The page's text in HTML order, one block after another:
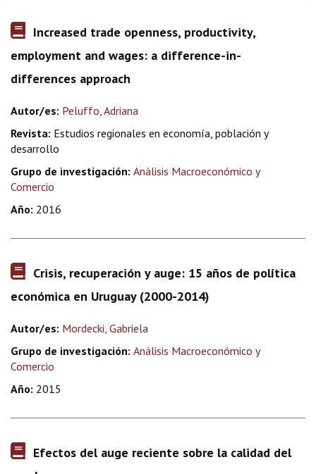
Increased trade openness, productivity,
employment and wages: a difference-in-
differences approach
Autor/es: Peluffo, Adriana
Revista: Estudios regionales en economía, población y
desarrollo
Grupo de investigación: Análisis Macroeconómico y
Comercio
Año: 2016
Crisis, recuperación y auge: 15 años de política
económica en Uruguay (2000-2014)
Autor/es: Mordecki, Gabriela
Grupo de investigación: Análisis Macroeconómico y
Comercio
Año: 2015
Efectos del auge reciente sobre la calidad del